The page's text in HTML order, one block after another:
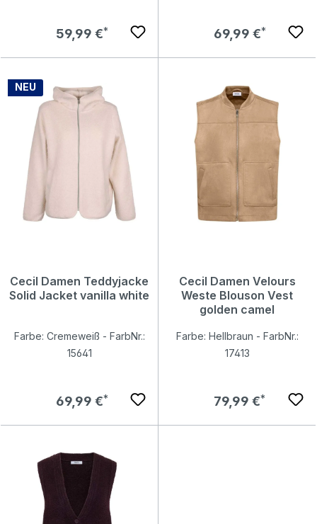
Regulärer Preis:
59,99 € Regulärer Preis:
69,99 €
NEU
Cecil Damen Teddyjacke
Solid Jacket vanilla white
Farbe: Cremeweiß - FarbNr.:
15641
Regulärer Preis:
69,99 €
Cecil Damen Velours
Weste Blouson Vest
golden camel
Farbe: Hellbraun - FarbNr.:
17413
Regulärer Preis:
79,99 €